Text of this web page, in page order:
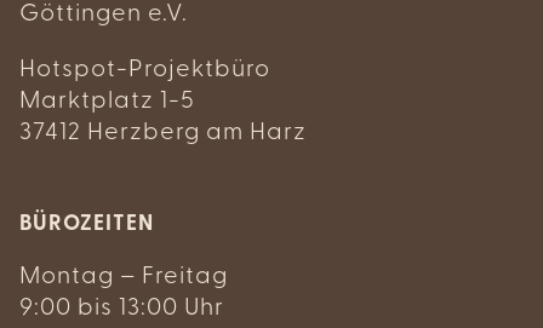
Göttingen e.V.
Hotspot-Projektbüro
Marktplatz 1-5
37412 Herzberg am Harz
BÜROZEITEN
Montag – Freitag
9:00 bis 13:00 Uhr